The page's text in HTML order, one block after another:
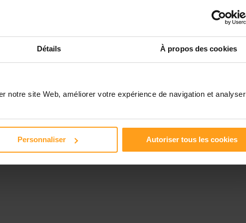
Détails À propos des cookies
notre site Web, améliorer votre expérience de navigation et analyser
Personnaliser Autoriser tous les cookies
Disponible de 00:00 à 00:00